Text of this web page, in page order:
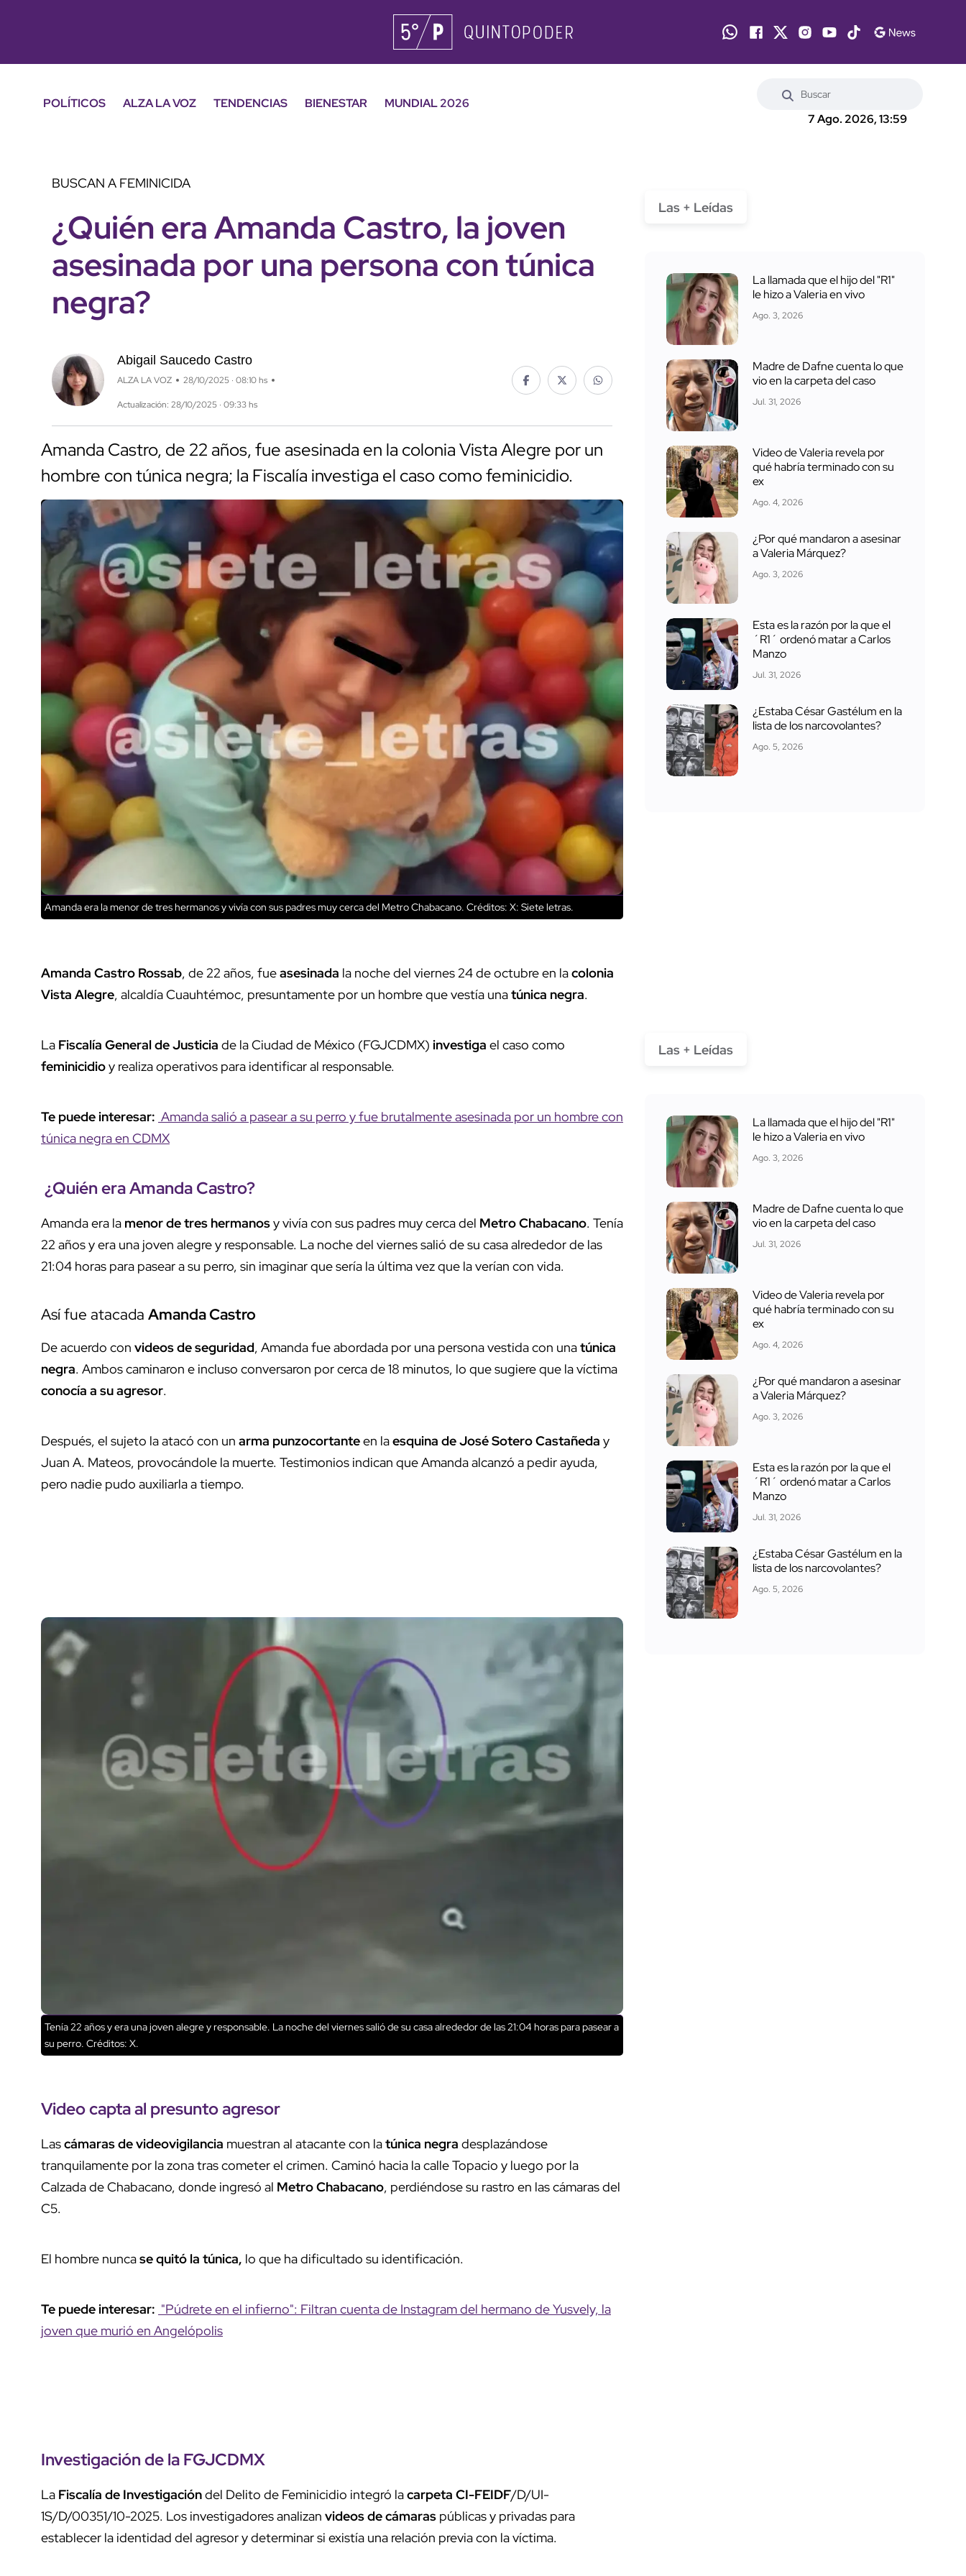
POLÍTICOS ALZA LA VOZ TENDENCIAS BIENESTAR
MUNDIAL 2026
7 Ago. 2026, 13:59
BUSCAN A FEMINICIDA
¿Quién era Amanda Castro, la joven
asesinada por una persona con túnica
negra?
Abigail Saucedo Castro
ALZA LA VOZ 28/10/2025 · 08:10 hs
Actualización: 28/10/2025 · 09:33 hs
Amanda Castro, de 22 años, fue asesinada en la colonia Vista Alegre por un
hombre con túnica negra; la Fiscalía investiga el caso como feminicidio.
Amanda era la menor de tres hermanos y vivía con sus padres muy cerca del Metro Chabacano. Créditos: X: Siete letras.
Amanda Castro Rossab, de 22 años, fueasesinada la noche del viernes 24 de octubre en lacolonia
Vista Alegre, alcaldía Cuauhtémoc, presuntamente por un hombre que vestía unatúnica negra.
La Fiscalía General de Justicia de la Ciudad de México (FGJCDMX) investiga el caso como
feminicidioy realiza operativos para identificar al responsable.
Te puede interesar: Amanda salió a pasear a su perro y fue brutalmente asesinada por un hombre con
túnica negra en CDMX
¿Quién eraAmanda Castro?
Amanda era la menor de tres hermanosy vivía con sus padres muy cerca del Metro Chabacano. Tenía
22 años y era una joven alegre y responsable. La noche del viernes salió de su casa alrededor de las
21:04 horas para pasear a su perro, sin imaginar que sería la última vez que la verían con vida.
Así fue atacada Amanda Castro
De acuerdo con videos de seguridad, Amanda fue abordada por una persona vestida con unatúnica
negra. Ambos caminaron e incluso conversaron por cerca de 18 minutos, lo que sugiere que la víctima
conocía a su agresor.
Después, el sujeto la atacó con un arma punzocortanteen laesquina de José Sotero Castañeda y
Juan A. Mateos, provocándole la muerte. Testimonios indican que Amanda alcanzó a pedir ayuda,
pero nadie pudo auxiliarla a tiempo.
Tenía 22 años y era una joven alegre y responsable. La noche del viernes salió de su casa alrededor de las 21:04 horas para pasear a
su perro. Créditos: X.
Video capta al presunto agresor
Lascámaras de videovigilancia muestran al atacante con latúnica negra desplazándose
tranquilamente por la zona tras cometer el crimen. Caminó hacia la calle Topacio y luego por la
Calzada de Chabacano, donde ingresó al Metro Chabacano, perdiéndose su rastro en las cámaras del
C5.
El hombre nuncase quitó la túnica, lo que ha dificultado su identificación.
Te puede interesar: "Púdrete en el infierno": Filtran cuenta de Instagram del hermano de Yusvely, la
joven que murió en Angelópolis
Investigación de la FGJCDMX
La Fiscalía de Investigacióndel Delito de Feminicidio integró lacarpeta CI-FEIDF/D/UI-
1S/D/00351/10-2025. Los investigadores analizan videos de cámaras públicas y privadas para
establecer la identidad del agresor y determinar si existía una relación previa con la víctima.
Las + Leídas
La llamada que el hijo del "R1"
le hizo a Valeria en vivo
Ago. 3, 2026
Madre de Dafne cuenta lo que
vio en la carpeta del caso
Jul. 31, 2026
Video de Valeria revela por
qué habría terminado con su
ex
Ago. 4, 2026
¿Por qué mandaron a asesinar
a Valeria Márquez?
Ago. 3, 2026
Esta es la razón por la que el
´R1´ ordenó matar a Carlos
Manzo
Jul. 31, 2026
¿Estaba César Gastélum en la
lista de los narcovolantes?
Ago. 5, 2026
Las + Leídas
La llamada que el hijo del "R1"
le hizo a Valeria en vivo
Ago. 3, 2026
Madre de Dafne cuenta lo que
vio en la carpeta del caso
Jul. 31, 2026
Video de Valeria revela por
qué habría terminado con su
ex
Ago. 4, 2026
¿Por qué mandaron a asesinar
a Valeria Márquez?
Ago. 3, 2026
Esta es la razón por la que el
´R1´ ordenó matar a Carlos
Manzo
Jul. 31, 2026
¿Estaba César Gastélum en la
lista de los narcovolantes?
Ago. 5, 2026